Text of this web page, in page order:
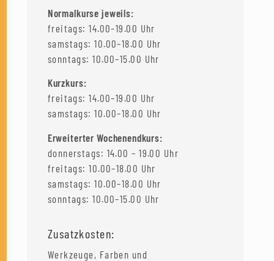
Normalkurse jeweils:
freitags: 14.00–19.00 Uhr
samstags: 10.00–18.00 Uhr
sonntags: 10.00–15.00 Uhr
Kurzkurs:
freitags: 14.00–19.00 Uhr
samstags: 10.00–18.00 Uhr
Erweiterter Wochenendkurs:
donnerstags: 14.00 – 19.00 Uhr
freitags: 10.00–18.00 Uhr
samstags: 10.00–18.00 Uhr
sonntags: 10.00–15.00 Uhr
Zusatzkosten:
Werkzeuge, Farben und